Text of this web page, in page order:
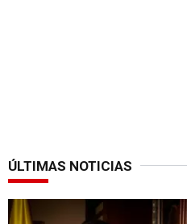
ÚLTIMAS NOTICIAS